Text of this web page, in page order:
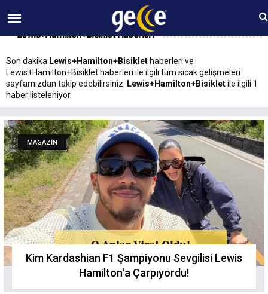
07 AĞUSTOS Cuma 15:15
Lewis+Hamilton+Bisiklet Haberleri
Son dakika Lewis+Hamilton+Bisiklet haberleri ve
Lewis+Hamilton+Bisiklet haberleri ile ilgili tüm sıcak gelişmeleri
sayfamızdan takip edebilirsiniz.
Lewis+Hamilton+Bisikletile ilgili 1
haber listeleniyor.
MAGAZİN
Kim Kardashian F1 Şampiyonu Sevgilisi Lewis
Hamilton'a Çarpıyordu!